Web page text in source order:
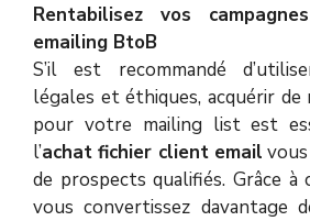
Rentabilisez vos
emailing BtoB
S’il est recommandé
légales et éthiques, acquérir de
pour votre mailing list est
l’achat fichier client email
de prospects qualifiés. Grâce à
vous convertissez davantage